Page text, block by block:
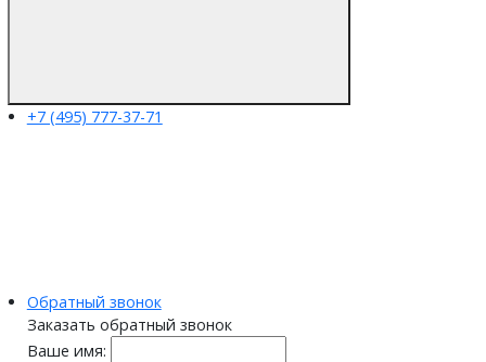
+7 (495) 777-37-71
Обратный звонок
Заказать обратный звонок
Ваше имя: